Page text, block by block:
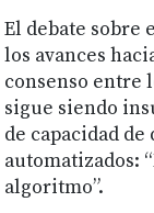
El debate sobre
los avances
consenso entre
sigue siendo
de capacidad
automatizados:
algoritmo”.